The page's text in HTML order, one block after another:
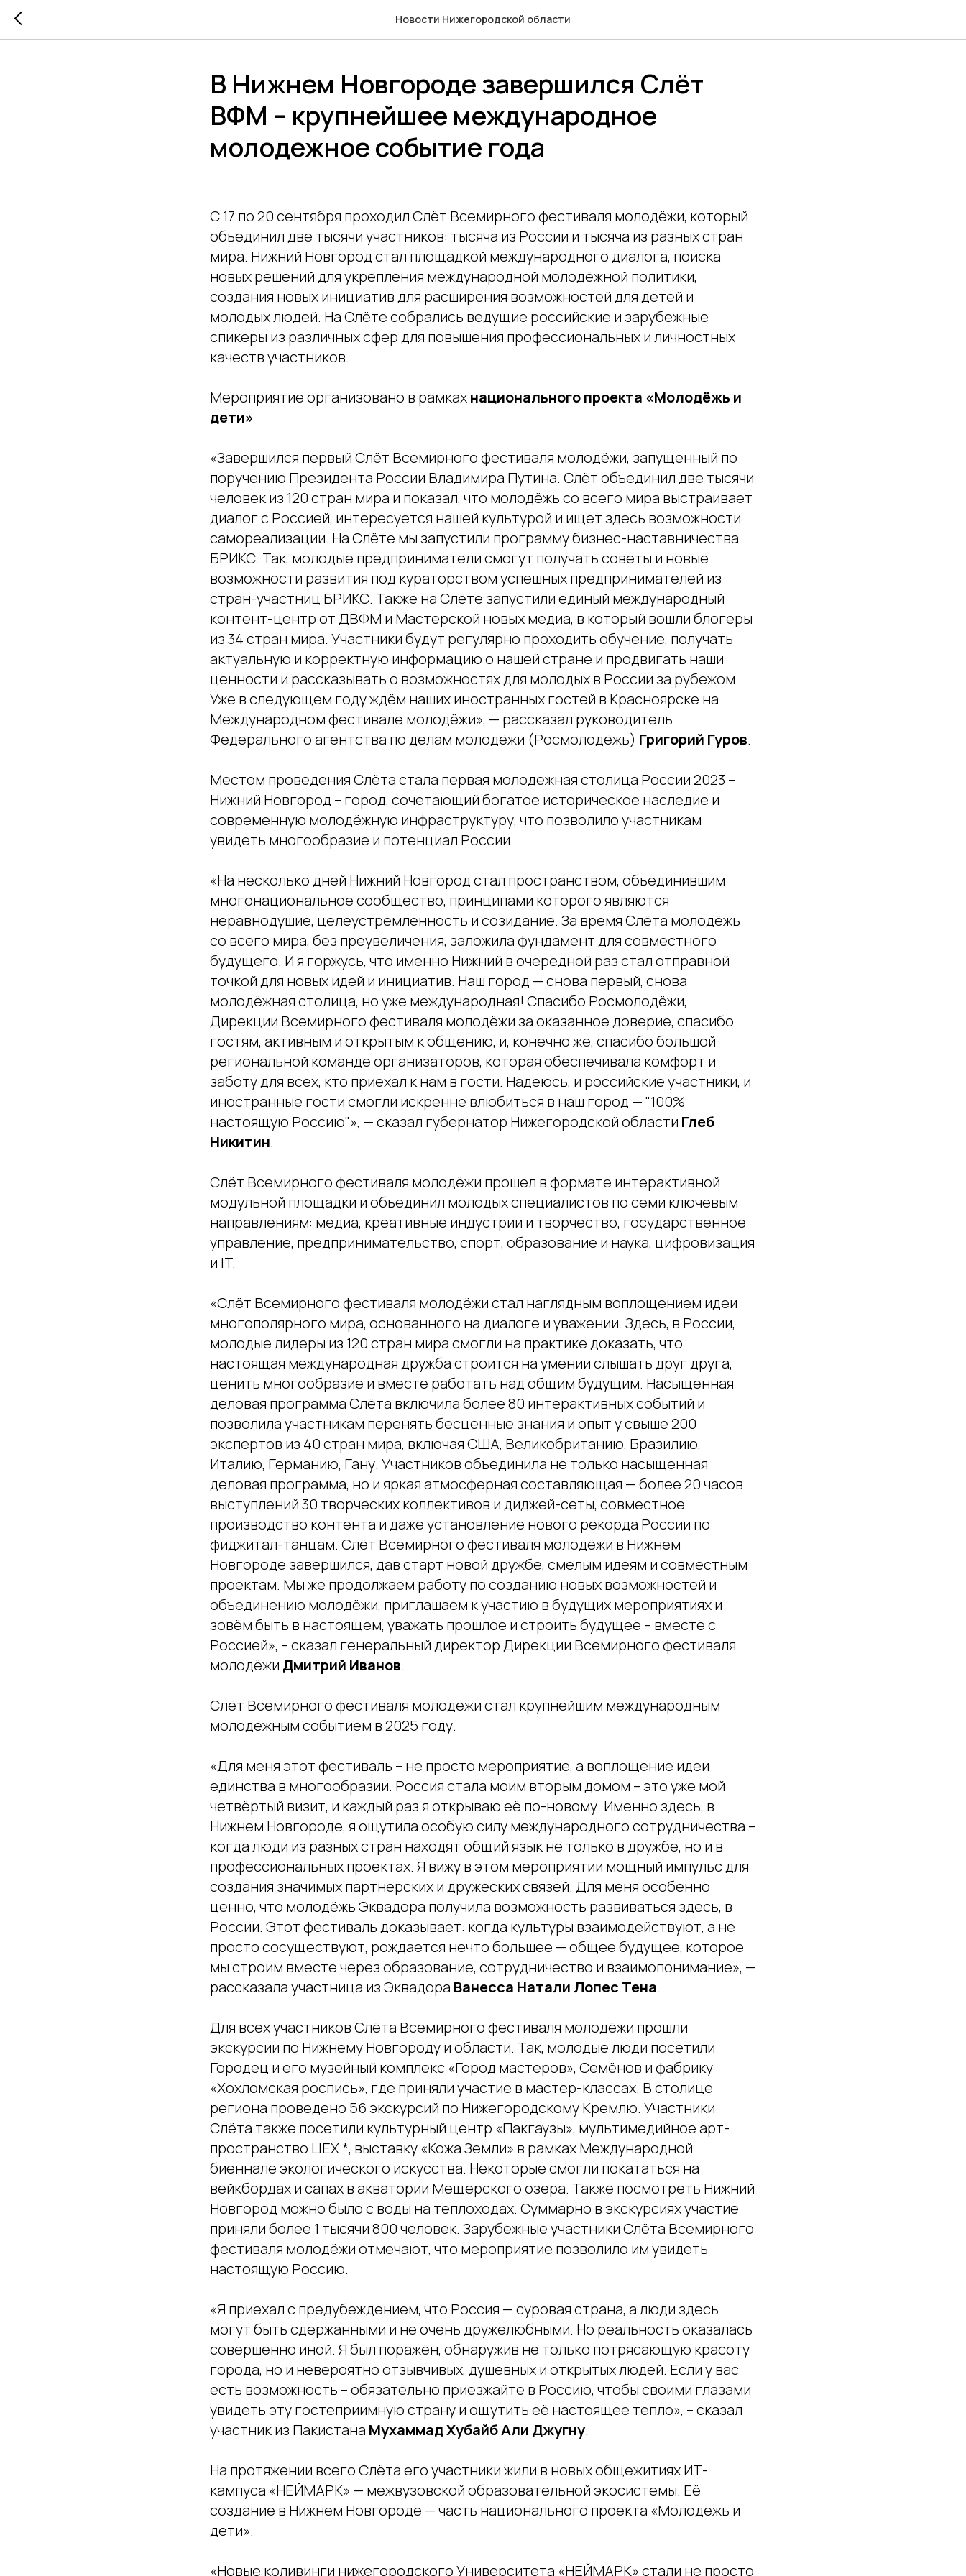
Новости Нижегородской области
В Нижнем Новгороде завершился Слёт
ВФМ – крупнейшее международное
молодежное событие года
С 17 по 20 сентября проходил Слёт Всемирного фестиваля молодёжи, который
объединил две тысячи участников: тысяча из России и тысяча из разных стран
мира. Нижний Новгород стал площадкой международного диалога, поиска
новых решений для укрепления международной молодёжной политики,
создания новых инициатив для расширения возможностей для детей и
молодых людей. На Слёте собрались ведущие российские и зарубежные
спикеры из различных сфер для повышения профессиональных и личностных
качеств участников.
Мероприятие организовано в рамкахнационального проекта «Молодёжь и
дети»
«Завершился первый Слёт Всемирного фестиваля молодёжи, запущенный по
поручению Президента России Владимира Путина. Слёт объединил две тысячи
человек из 120 стран мира и показал, что молодёжь со всего мира выстраивает
диалог с Россией, интересуется нашей культурой и ищет здесь возможности
самореализации. На Слёте мы запустили программу бизнес-наставничества
БРИКС. Так, молодые предприниматели смогут получать советы и новые
возможности развития под кураторством успешных предпринимателей из
стран-участниц БРИКС. Также на Слёте запустили единый международный
контент-центр от ДВФМ и Мастерской новых медиа, в который вошли блогеры
из 34 стран мира. Участники будут регулярно проходить обучение, получать
актуальную и корректную информацию о нашей стране и продвигать наши
ценности и рассказывать о возможностях для молодых в России за рубежом.
Уже в следующем году ждём наших иностранных гостей в Красноярске на
Международном фестивале молодёжи», — рассказал руководитель
Федерального агентства по делам молодёжи (Росмолодёжь) Григорий Гуров.
Местом проведения Слёта стала первая молодежная столица России 2023 –
Нижний Новгород – город, сочетающий богатое историческое наследие и
современную молодёжную инфраструктуру, что позволило участникам
увидеть многообразие и потенциал России.
«На несколько дней Нижний Новгород стал пространством, объединившим
многонациональное сообщество, принципами которого являются
неравнодушие, целеустремлённость и созидание. За время Слёта молодёжь
со всего мира, без преувеличения, заложила фундамент для совместного
будущего. И я горжусь, что именно Нижний в очередной раз стал отправной
точкой для новых идей и инициатив. Наш город — снова первый, снова
молодёжная столица, но уже международная! Спасибо Росмолодёжи,
Дирекции Всемирного фестиваля молодёжи за оказанное доверие, спасибо
гостям, активным и открытым к общению, и, конечно же, спасибо большой
региональной команде организаторов, которая обеспечивала комфорт и
заботу для всех, кто приехал к нам в гости. Надеюсь, и российские участники, и
иностранные гости смогли искренне влюбиться в наш город — "100%
настоящую Россию"», — сказал губернатор Нижегородской области Глеб
Никитин.
Слёт Всемирного фестиваля молодёжи прошел в формате интерактивной
модульной площадки и объединил молодых специалистов по семи ключевым
направлениям: медиа, креативные индустрии и творчество, государственное
управление, предпринимательство, спорт, образование и наука, цифровизация
и IT.
«Слёт Всемирного фестиваля молодёжи стал наглядным воплощением идеи
многополярного мира, основанного на диалоге и уважении. Здесь, в России,
молодые лидеры из 120 стран мира смогли на практике доказать, что
настоящая международная дружба строится на умении слышать друг друга,
ценить многообразие и вместе работать над общим будущим. Насыщенная
деловая программа Слёта включила более 80 интерактивных событий и
позволила участникам перенять бесценные знания и опыт у свыше 200
экспертов из 40 стран мира, включая США, Великобританию, Бразилию,
Италию, Германию, Гану. Участников объединила не только насыщенная
деловая программа, но и яркая атмосферная составляющая — более 20 часов
выступлений 30 творческих коллективов и диджей-сеты, совместное
производство контента и даже установление нового рекорда России по
фиджитал-танцам. Слёт Всемирного фестиваля молодёжи в Нижнем
Новгороде завершился, дав старт новой дружбе, смелым идеям и совместным
проектам. Мы же продолжаем работу по созданию новых возможностей и
объединению молодёжи, приглашаем к участию в будущих мероприятиях и
зовём быть в настоящем, уважать прошлое и строить будущее – вместе с
Россией», – сказал генеральный директор Дирекции Всемирного фестиваля
молодёжи Дмитрий Иванов.
Слёт Всемирного фестиваля молодёжи стал крупнейшим международным
молодёжным событием в 2025 году.
«Для меня этот фестиваль – не просто мероприятие, а воплощение идеи
единства в многообразии. Россия стала моим вторым домом – это уже мой
четвёртый визит, и каждый раз я открываю её по-новому. Именно здесь, в
Нижнем Новгороде, я ощутила особую силу международного сотрудничества –
когда люди из разных стран находят общий язык не только в дружбе, но и в
профессиональных проектах. Я вижу в этом мероприятии мощный импульс для
создания значимых партнерских и дружеских связей. Для меня особенно
ценно, что молодёжь Эквадора получила возможность развиваться здесь, в
России. Этот фестиваль доказывает: когда культуры взаимодействуют, а не
просто сосуществуют, рождается нечто большее — общее будущее, которое
мы строим вместе через образование, сотрудничество и взаимопонимание», —
рассказала участница из Эквадора Ванесса Натали Лопес Тена.
Для всех участников Слёта Всемирного фестиваля молодёжи прошли
экскурсии по Нижнему Новгороду и области. Так, молодые люди посетили
Городец и его музейный комплекс «Город мастеров», Семёнов и фабрику
«Хохломская роспись», где приняли участие в мастер-классах. В столице
региона проведено 56 экскурсий по Нижегородскому Кремлю. Участники
Слёта также посетили культурный центр «Пакгаузы», мультимедийное арт-
пространство ЦЕХ *, выставку «Кожа Земли» в рамках Международной
биеннале экологического искусства. Некоторые смогли покататься на
вейкбордах и сапах в акватории Мещерского озера. Также посмотреть Нижний
Новгород можно было с воды на теплоходах. Суммарно в экскурсиях участие
приняли более 1 тысячи 800 человек. Зарубежные участники Слёта Всемирного
фестиваля молодёжи отмечают, что мероприятие позволило им увидеть
настоящую Россию.
«Я приехал с предубеждением, что Россия — суровая страна, а люди здесь
могут быть сдержанными и не очень дружелюбными. Но реальность оказалась
совершенно иной. Я был поражён, обнаружив не только потрясающую красоту
города, но и невероятно отзывчивых, душевных и открытых людей. Если у вас
есть возможность – обязательно приезжайте в Россию, чтобы своими глазами
увидеть эту гостеприимную страну и ощутить её настоящее тепло», – сказал
участник из Пакистана Мухаммад Хубайб Али Джугну.
На протяжении всего Слёта его участники жили в новых общежитиях ИТ-
кампуса «НЕЙМАРК» — межвузовской образовательной экосистемы. Её
создание в Нижнем Новгороде — часть национального проекта «Молодёжь и
дети».
«Новые коливинги нижегородского Университета «НЕЙМАРК» стали не просто